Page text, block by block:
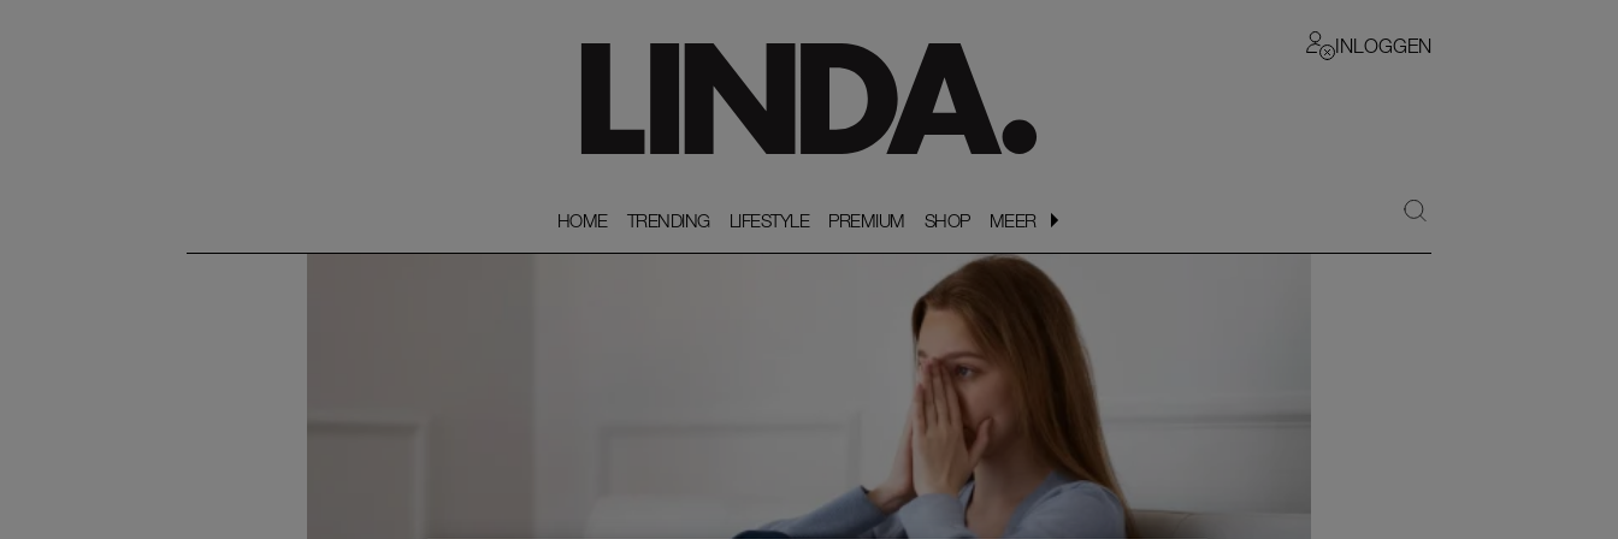
INLOGGEN
HOME
HOME TRENDING
TRENDING LIFESTYLE
LIFESTYLE PREMIUM
PREMIUM SHOP
SHOP MEER
MEER